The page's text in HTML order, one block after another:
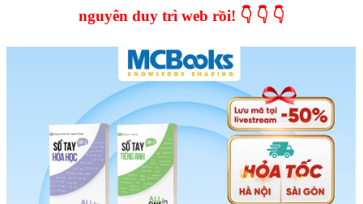
nguyên duy trì web rồi! 👇 👇 👇